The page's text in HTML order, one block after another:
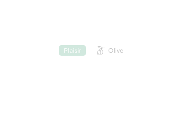
Plaisir Olive